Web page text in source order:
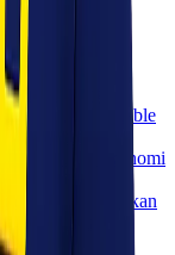
Valuable
Tinggi,
tinggi (Valuable
ketat
nilai ekonomi
kehilangan,
membutuhkan
proses